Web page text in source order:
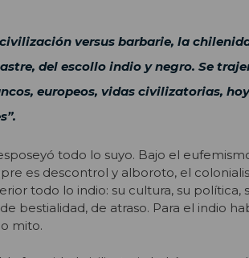
versus barbarie, la
del escollo indio y negro. Se
europeos, vidas civilizatorias, hoy
todo lo suyo. Bajo el
es descontrol y alboroto, el
todo lo indio: su cultura, su política,
bestialidad, de atraso. Para el indio
mito.